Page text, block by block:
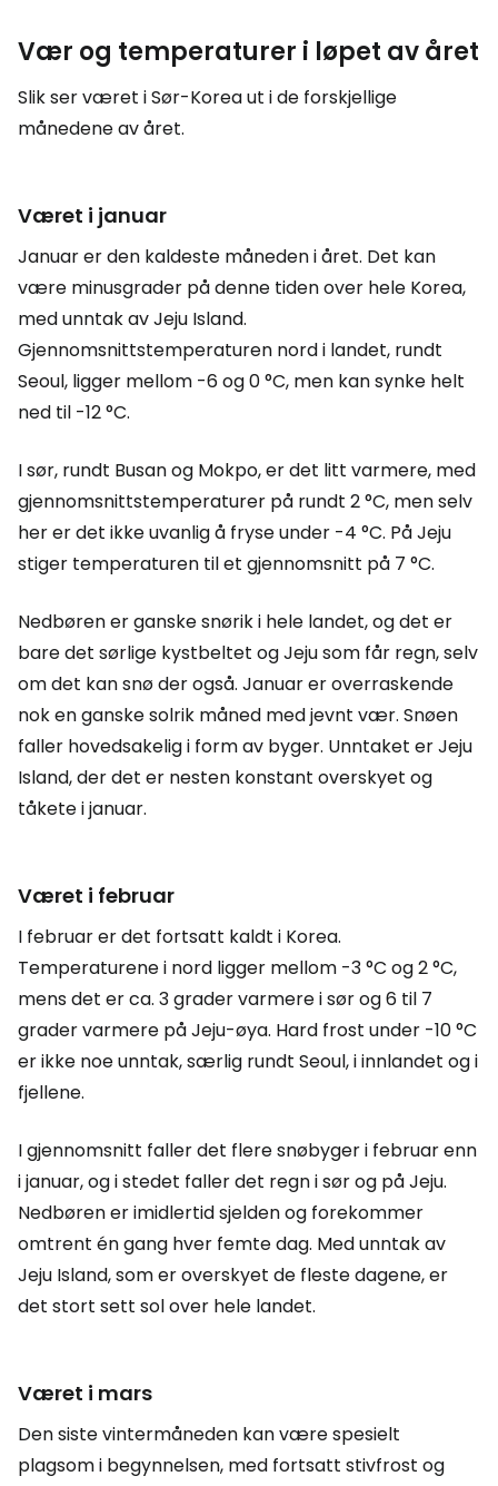
Vær og temperaturer i løpet av året
Slik ser været i Sør-Korea ut i de forskjellige
månedene av året.
Været i januar
Januar er den kaldeste måneden i året. Det kan
være minusgrader på denne tiden over hele Korea,
med unntak av Jeju Island.
Gjennomsnittstemperaturen nord i landet, rundt
Seoul, ligger mellom -6 og 0 °C, men kan synke helt
ned til -12 °C.
I sør, rundt Busan og Mokpo, er det litt varmere, med
gjennomsnittstemperaturer på rundt 2 °C, men selv
her er det ikke uvanlig å fryse under -4 °C. På Jeju
stiger temperaturen til et gjennomsnitt på 7 °C.
Nedbøren er ganske snørik i hele landet, og det er
bare det sørlige kystbeltet og Jeju som får regn, selv
om det kan snø der også. Januar er overraskende
nok en ganske solrik måned med jevnt vær. Snøen
faller hovedsakelig i form av byger. Unntaket er Jeju
Island, der det er nesten konstant overskyet og
tåkete i januar.
Været i februar
I februar er det fortsatt kaldt i Korea.
Temperaturene i nord ligger mellom -3 °C og 2 °C,
mens det er ca. 3 grader varmere i sør og 6 til 7
grader varmere på Jeju-øya. Hard frost under -10 °C
er ikke noe unntak, særlig rundt Seoul, i innlandet og i
fjellene.
I gjennomsnitt faller det flere snøbyger i februar enn
i januar, og i stedet faller det regn i sør og på Jeju.
Nedbøren er imidlertid sjelden og forekommer
omtrent én gang hver femte dag. Med unntak av
Jeju Island, som er overskyet de fleste dagene, er
det stort sett sol over hele landet.
Været i mars
Den siste vintermåneden kan være spesielt
plagsom i begynnelsen, med fortsatt stivfrost og